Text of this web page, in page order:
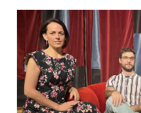
EDASI
PÄRAST
OMA
LAPSE
SUITSIIDI?
KARMENI